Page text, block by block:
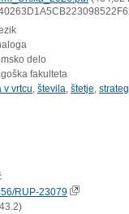
delo
fakulteta
v vrtcu števila štetje
RUP-23079